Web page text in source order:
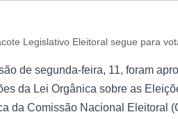
Legislativo Eleitoral segue para
de segunda-feira, 11, foram
da Lei Orgânica sobre as
da Comissão Nacional Eleitoral